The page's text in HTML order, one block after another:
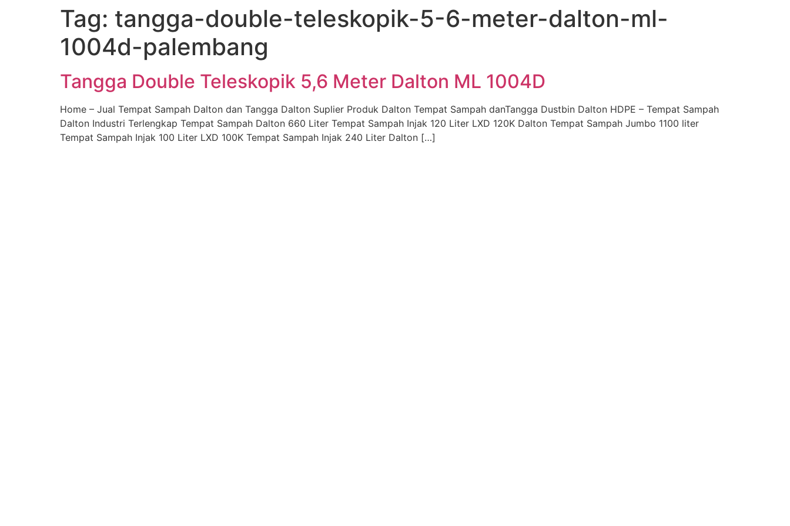
Tag: tangga-double-teleskopik-5-6-meter-dalton-ml-
1004d-palembang
Tangga Double Teleskopik 5,6 Meter Dalton ML 1004D
Home – Jual Tempat Sampah Dalton dan Tangga Dalton Suplier Produk Dalton Tempat Sampah danTangga Dustbin Dalton HDPE – Tempat Sampah
Dalton Industri Terlengkap Tempat Sampah Dalton 660 Liter Tempat Sampah Injak 120 Liter LXD 120K Dalton Tempat Sampah Jumbo 1100 liter
Tempat Sampah Injak 100 Liter LXD 100K Tempat Sampah Injak 240 Liter Dalton […]